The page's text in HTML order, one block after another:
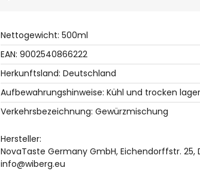
Nettogewicht: 500ml
EAN: 9002540866222
Herkunftsland: Deutschland
Aufbewahrungshinweise: Kühl und trocken
Verkehrsbezeichnung: Gewürzmischung
Hersteller:
NovaTaste Germany GmbH, Eichendorffstr. 25,
info@wiberg.eu